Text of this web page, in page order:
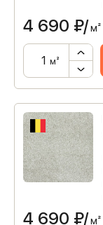
4 690 ₽/м²
м²
4 690 ₽/м²